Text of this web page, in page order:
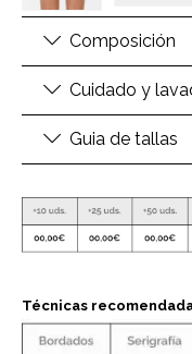
Composición
Cuidado y
Guia de tallas
Técnicas